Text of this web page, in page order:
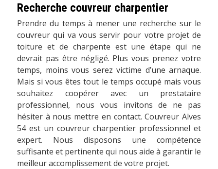
Recherche couvreur charpentier
Prendre du temps à mener une recherche sur le
couvreur qui va vous servir pour votre projet de
toiture et de charpente est une étape qui ne
devrait pas être négligé. Plus vous prenez votre
temps, moins vous serez victime d’une arnaque.
Mais si vous êtes tout le temps occupé mais vous
souhaitez coopérer avec un prestataire
professionnel, nous vous invitons de ne pas
hésiter à nous mettre en contact. Couvreur Alves
54 est un couvreur charpentier professionnel et
expert. Nous disposons une compétence
suffisante et pertinente qui nous aide à garantir le
meilleur accomplissement de votre projet.